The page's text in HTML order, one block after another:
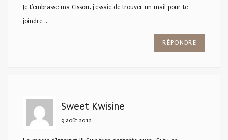
Je t'embrasse ma Cissou, j'essaie de trouver un mail pour te
joindre …
RÉPONDRE
Sweet Kwisine
9 août 2012